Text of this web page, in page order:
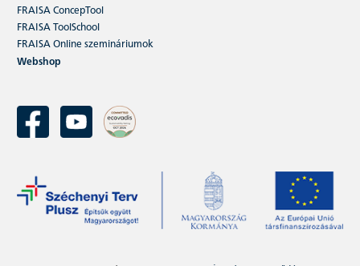
A menetformázás biztonságosabb és
gazdaságosabb, mint a menetvágás. Az
újonnan tervezett Lightform Steel…
FRAISA ConcepTool
FRAISA ToolSchool
FRAISA Online szemináriumok
Webshop